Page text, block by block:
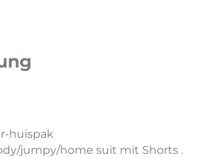
huispak
jumpy/home suit mit Shorts .